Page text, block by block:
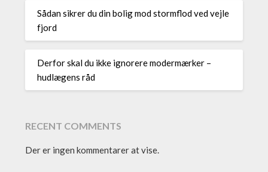
Sådan sikrer du din bolig mod stormflod ved vejle
fjord
Derfor skal du ikke ignorere modermærker –
hudlægens råd
RECENT COMMENTS
Der er ingen kommentarer at vise.